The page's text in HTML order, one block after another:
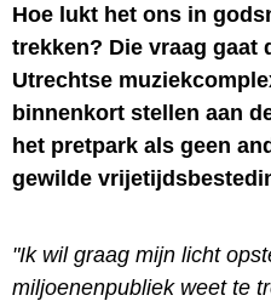
Hoe lukt het ons in
trekken? Die vraag gaat
Utrechtse
binnenkort stellen aan
het pretpark als geen
gewilde
"Ik wil graag mijn licht
miljoenenpubliek weet te